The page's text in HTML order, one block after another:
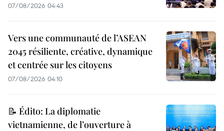
07/08/2026 04:43
Vers une communauté de l’ASEAN
2045 résiliente, créative, dynamique
et centrée sur les citoyens
07/08/2026 04:10
📝 Édito: La diplomatie
vietnamienne, de l’ouverture à